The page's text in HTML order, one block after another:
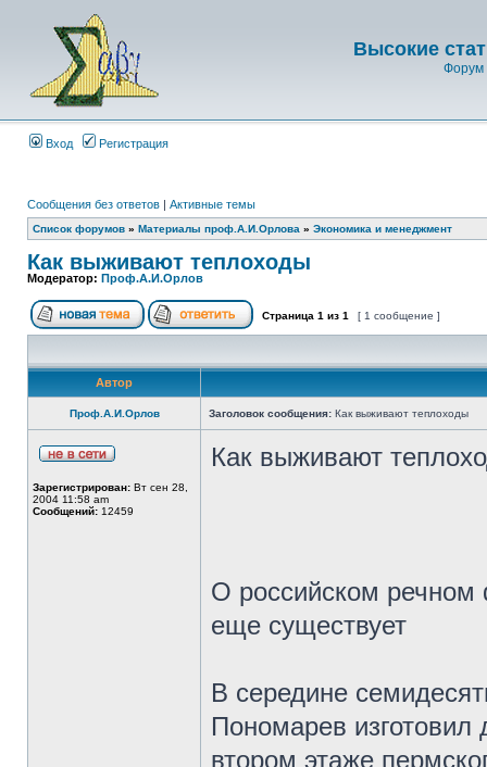
Высокие
Форум
Вход Регистрация
Сообщения без ответов | Активные темы
Список форумов » Материалы проф.А.И.Орлова » Экономика и менеджмент
Как выживают теплоходы
Модератор: Проф.А.И.Орлов
Страница 1 из 1 [ 1 сообщение ]
Автор
Проф.А.И.Орлов Заголовок сообщения: Как выживают теплоходы
Зарегистрирован: Вт сен 28,
2004 11:58 am
Сообщений: 12459
Как выживают
О российском речном
еще существует
В середине
Пономарев
втором этаже